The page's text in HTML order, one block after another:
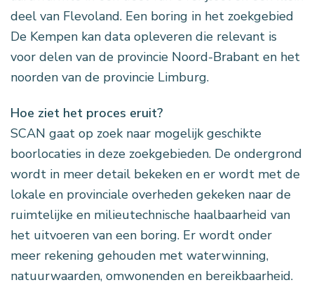
deel van Flevoland. Een boring in het zoekgebied
De Kempen kan data opleveren die relevant is
voor delen van de provincie Noord-Brabant en het
noorden van de provincie Limburg.
Hoe ziet het proces eruit?
SCAN gaat op zoek naar mogelijk geschikte
boorlocaties in deze zoekgebieden. De ondergrond
wordt in meer detail bekeken en er wordt met de
lokale en provinciale overheden gekeken naar de
ruimtelijke en milieutechnische haalbaarheid van
het uitvoeren van een boring. Er wordt onder
meer rekening gehouden met waterwinning,
natuurwaarden, omwonenden en bereikbaarheid.